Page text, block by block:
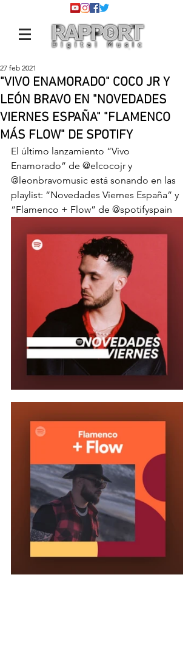
"VIVO ENAMORADO" COCO JR Y
LEÓN BRAVO EN "NOVEDADES
VIERNES ESPAÑA" "FLAMENCO
MÁS FLOW" DE SPOTIFY
27 feb 2021
El último lanzamiento “Vivo
Enamorado” de @elcocojr y
@leonbravomusic está sonando en las
playlist: “Novedades Viernes España” y
“Flamenco + Flow” de @spotifyspain